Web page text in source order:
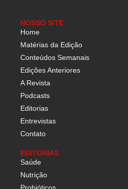
NOSSO SITE
Home
Matérias da Edição
Conteúdos Semanais
Edições Anteriores
A Revista
Podcasts
Editorias
Entrevistas
Contato
EDITORIAS
Saúde
Nutrição